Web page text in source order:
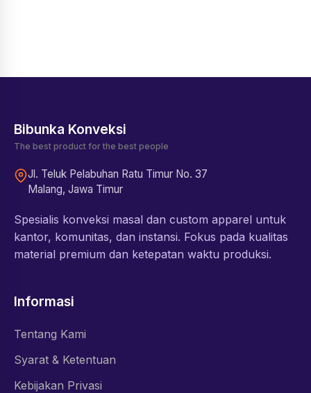
Bibunka Konveksi
The best product for the best people
Jl. Teluk Pelabuhan Ratu Timur No. 37
Malang, Jawa Timur
Spesialis konveksi masal dan custom apparel untuk
kantor, komunitas, dan instansi. Fokus pada kualitas
material premium dan ketepatan waktu produksi.
Informasi
Tentang Kami
Syarat & Ketentuan
Kebijakan Privasi